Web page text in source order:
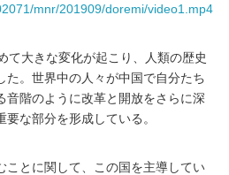
mnr/201909/doremi/video1.mp4
て大きな変化が起こり、人類の歴史
た。世界中の人々が中国で自分たち
音階のように改革と開放をさらに深
な部分を形成している。
ことに関して、この国を主導してい